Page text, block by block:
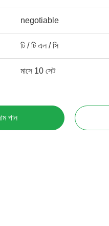
negotiable
টি / টি এল / সি
মাসে 10 সেট
পান